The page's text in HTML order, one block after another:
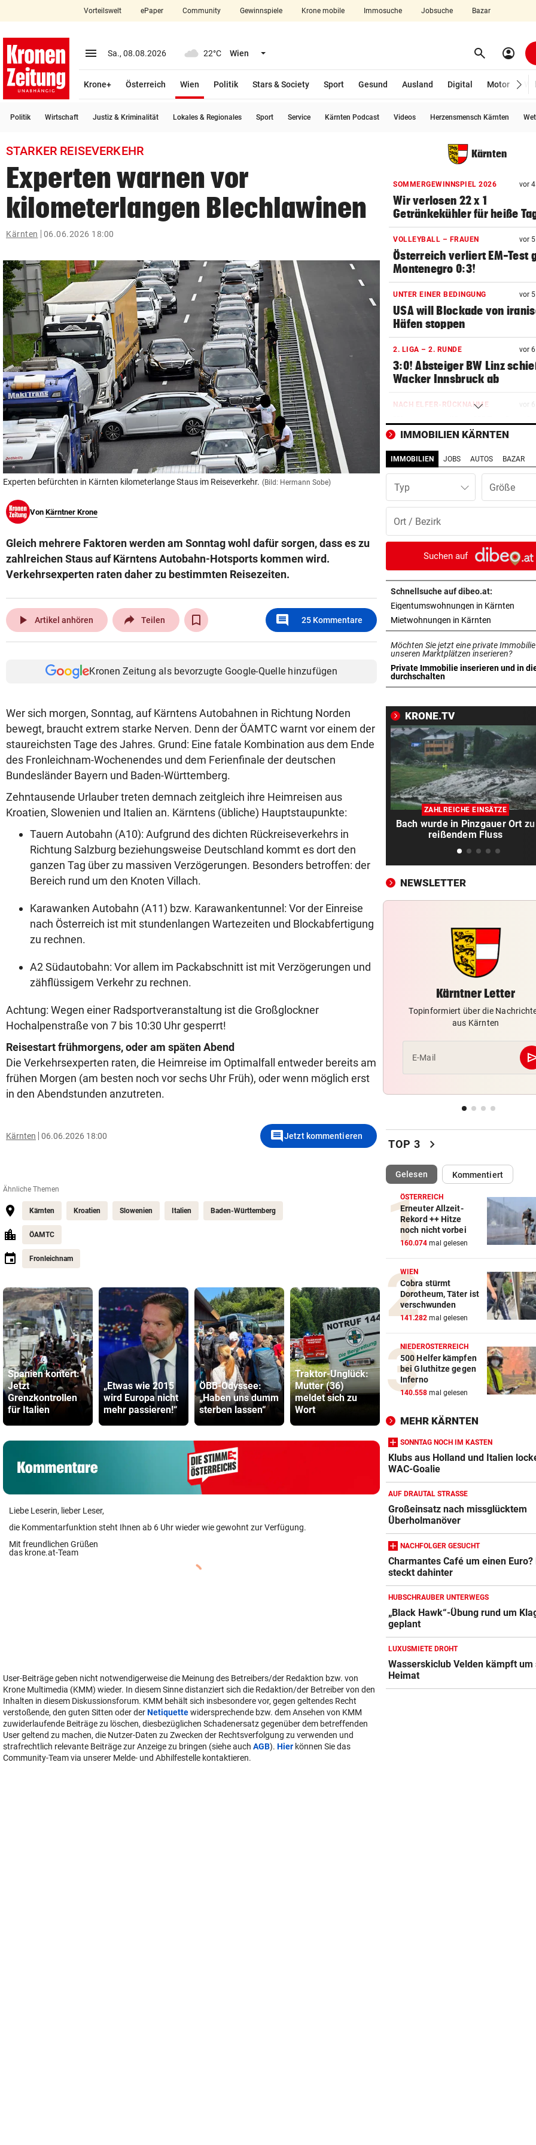
closeSchließen
account_circle Anmelden
arrow_right
bookmark
Suchbegriff
eingeben
© Krone Multimedia GmbH & Co KG 2026
Muthgasse 2, 1190 Wien
Vorteilswelt ePaper Community Gewinnspiele Krone mobile Immosuche Jobsuche Bazar
menu Menü aufklappen
Sa., 08.08.2026 22°C Wien Menü aufklappen search Suchen
account_circle
Krone+ Österreich Wien
Politik
Stars & Society Sport Gesund Ausland Digital Motor
Politik Wirtschaft Justiz & Kriminalität Lokales & Regionales Sport Service Kärnten Podcast Videos Herzensmensch Kärnten
STARKER REISEVERKEHR
Experten warnen vor
kilometerlangen Blechlawinen
Kärnten 06.06.2026 18:00
Experten befürchten in Kärnten kilometerlange Staus im Reiseverkehr. (Bild: Hermann Sobe)
Von Kärntner Krone
Gleich mehrere Faktoren werden am Sonntag wohl dafür sorgen, dass es zu
zahlreichen Staus auf Kärntens Autobahn-Hotsports kommen wird.
Verkehrsexperten raten daher zu bestimmten Reisezeiten.
play_arrow Artikel anhören Teilen comment 25 Kommentare
Kronen Zeitung als bevorzugte Google-Quelle hinzufügen
Wer sich morgen, Sonntag, auf Kärntens Autobahnen in Richtung Norden
bewegt, braucht extrem starke Nerven. Denn der ÖAMTC warnt vor einem der
staureichsten Tage des Jahres. Grund: Eine fatale Kombination aus dem Ende
des Fronleichnam-Wochenendes und dem Ferienfinale der deutschen
Bundesländer Bayern und Baden-Württemberg.
Zehntausende Urlauber treten demnach zeitgleich ihre Heimreisen aus
Kroatien, Slowenien und Italien an. Kärntens (übliche) Hauptstaupunkte:
Tauern Autobahn (A10): Aufgrund des dichten Rückreiseverkehrs in
Richtung Salzburg beziehungsweise Deutschland kommt es dort den
ganzen Tag über zu massiven Verzögerungen. Besonders betroffen: der
Bereich rund um den Knoten Villach.
Karawanken Autobahn (A11) bzw. Karawankentunnel: Vor der Einreise
nach Österreich ist mit stundenlangen Wartezeiten und Blockabfertigung
zu rechnen.
A2 Südautobahn: Vor allem im Packabschnitt ist mit Verzögerungen und
zähflüssigem Verkehr zu rechnen.
Achtung: Wegen einer Radsportveranstaltung ist die Großglockner
Hochalpenstraße von 7 bis 10:30 Uhr gesperrt!
Reisestart frühmorgens, oder am späten Abend
Die Verkehrsexperten raten, die Heimreise im Optimalfall entweder bereits am
frühen Morgen (am besten noch vor sechs Uhr Früh), oder wenn möglich erst
in den Abendstunden anzutreten.
Kärnten 06.06.2026 18:00 commentJetzt kommentieren
Ähnliche Themen
Kärnten Kroatien Slowenien Italien Baden-Württemberg
ÖAMTC
Fronleichnam
Spanien kontert:
Jetzt
Grenzkontrollen
für Italien
„Etwas wie 2015
wird Europa nicht
mehr passieren!“
ÖBB-Odyssee:
„Haben uns dumm
sterben lassen“
Traktor-Unglück:
Mutter (36)
meldet sich zu
Wort
Dreijähriger Bub
wurde aus heißem
Sager
Mütter-
Liebe Leserin, lieber Leser,
die Kommentarfunktion steht Ihnen ab 6 Uhr wieder wie gewohnt zur Verfügung.
Mit freundlichen Grüßen
das krone.at-Team
User-Beiträge geben nicht notwendigerweise die Meinung des Betreibers/der Redaktion bzw. von
Krone Multimedia (KMM) wieder. In diesem Sinne distanziert sich die Redaktion/der Betreiber von den
Inhalten in diesem Diskussionsforum. KMM behält sich insbesondere vor, gegen geltendes Recht
verstoßende, den guten Sitten oder derNetiquettewidersprechende bzw. dem Ansehen von KMM
zuwiderlaufende Beiträge zu löschen, diesbezüglichen Schadenersatz gegenüber dem betreffenden
User geltend zu machen, die Nutzer-Daten zu Zwecken der Rechtsverfolgung zu verwenden und
strafrechtlich relevante Beiträge zur Anzeige zu bringen (siehe auch AGB). Hier können Sie das
Community-Team via unserer Melde- und Abhilfestelle kontaktieren.
Kärnten
SOMMERGEWINNSPIEL 2026 vor
Wir verlosen 22 x 1
Getränkekühler für heiße
VOLLEYBALL – FRAUEN vor
Österreich verliert EM-Test
Montenegro 0:3!
UNTER EINER BEDINGUNG vor
USA will Blockade von
Häfen stoppen
2. LIGA – 2. RUNDE vor
3:0! Absteiger BW Linz
Wacker Innsbruck ab
NACH ELFER-RÜCKNAHME vor
Hinterseer über VAR: „Ist ein
absoluter Skandal!“
WEGEN CEUTA-KRISE vor 6
Spanien kontert: Jetzt
Grenzkontrollen für Italien
vor
locken WAC-Goalie
BEI BARESI-ABSCHIED vor
Brasilien-Legende schockt
mit Mallet-Finger
KIND UND PARTNER TOT
Traktor-Unglück: Mutter
meldet sich zu Wort
STRATEGIE FEHLT
hat keinen Plan
LÄNDLE-KICKER SIEGEN vor 7
3:1 nach 0:1! Altach dreht
gegen WSG Tirol
KRITIK AUS POLITIK vor
Theater stellt Planschbecken
300.000 Euro auf
„IHR SEID DER HAMMER!“ vor
misslicher Lage
FUSSBALL-FANS FEIERN
Hochgefühle dank Comeback
LIEFERING VERLIERT vor 8
Enttäuschende Zweitliga-
Rückkehr nach Grödig
vor 8
für St. Pölten
Dramatik im Valser Tal
IN GREENSBORO
Straka verpasst bei PGA-
den Cut vorzeitig
SCHRIEB WM-GESCHICHTE vor
Bayern kassiert Millionen –
Transfer-Clou
IMMOBILIEN KÄRNTEN
IMMOBILIEN JOBS AUTOS BAZAR
Typ
Suchen auf
Schnellsuche auf dibeo.at:
Eigentumswohnungen in Kärnten
Mietwohnungen in Kärnten
Möchten Sie jetzt eine private
unseren Marktplätzen inserieren?
Private Immobilie inserieren und in
durchschalten
in neuem Tab öffnen
KRONE.TV
ZAHLREICHE EINSÄTZE
Bach wurde in Pinzgauer Ort zu
reißendem Fluss
NEWSLETTER
Kärntner Letter
Topinformiert über die
aus Kärnten
E-Mail
TOP 3 chevron_right
Gelesen(ausgewählt)Kommentiert
ÖSTERREICH
Erneuter Allzeit-
Rekord ++ Hitze
noch nicht vorbei
160.074 mal gelesen
WIEN
Cobra stürmt
Dorotheum, Täter ist
verschwunden
141.282 mal gelesen
NIEDERÖSTERREICH
500 Helfer kämpfen
bei Gluthitze gegen
Inferno
140.558 mal gelesen
MEHR KÄRNTEN
SONNTAG NOCH IM KASTEN
Klubs aus Holland und Italien
WAC-Goalie
AUF DRAUTAL STRASSE
Großeinsatz nach missglücktem
Überholmanöver
NACHFOLGER GESUCHT
Charmantes Café um einen Euro?
steckt dahinter
HUBSCHRAUBER UNTERWEGS
„Black Hawk“-Übung rund um
geplant
LUXUSMIETE DROHT
Wasserskiclub Velden kämpft um
Heimat